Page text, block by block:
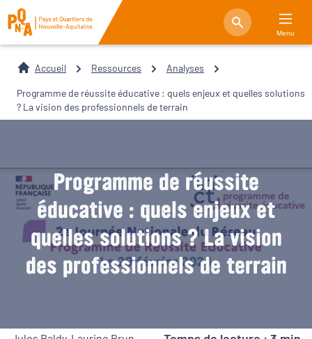
Menu
Accueil Ressources Analyses
Programme de réussite éducative : quels enjeux et quelles solutions
? La vision des professionnels de terrain
Programme de réussite
éducative : quels enjeux et
quelles solutions ? La vision
des professionnels de terrain